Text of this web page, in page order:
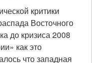
критики
Восточного
до кризиса 2008
как это
что западная